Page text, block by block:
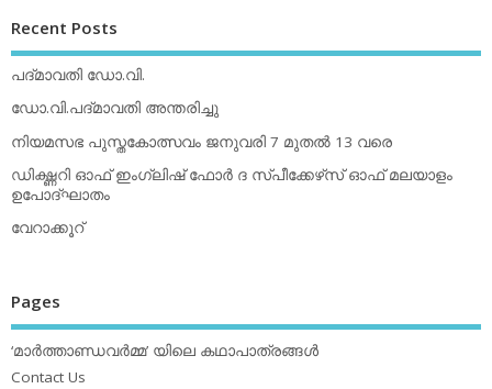
Recent Posts
പദ്മാവതി ഡോ.വി.
ഡോ.വി.പദ്മാവതി അന്തരിച്ചു
നിയമസഭ പുസ്തകോത്സവം ജനുവരി 7 മുതല്‍ 13 വരെ
ഡിക്ഷ്ണറി ഓഫ് ഇംഗ്ലിഷ് ഫോര്‍ ദ സ്പീക്കേഴ്‌സ് ഓഫ് മലയാളം
ഉപോദ്ഘാതം
വേറാക്കൂറ്
Pages
‘മാര്‍ത്താണ്ഡവര്‍മ്മ’ യിലെ കഥാപാത്രങ്ങള്‍
Contact Us